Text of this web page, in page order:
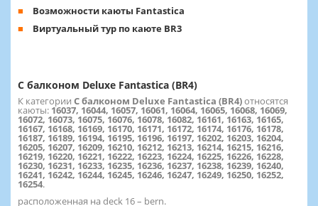
Возможности каюты Fantastica
Виртуальный тур по каюте BR3
С балконом Deluxe Fantastica (BR4)
К категории С балконом Deluxe Fantastica (BR4)относятся
каюты: 16037, 16044, 16057, 16061, 16064, 16065, 16068, 16069,
16072, 16073, 16075, 16076, 16078, 16082, 16161, 16163, 16165,
16167, 16168, 16169, 16170, 16171, 16172, 16174, 16176, 16178,
16187, 16189, 16194, 16195, 16196, 16197, 16202, 16203, 16204,
16205, 16207, 16209, 16210, 16212, 16213, 16214, 16215, 16216,
16219, 16220, 16221, 16222, 16223, 16224, 16225, 16226, 16228,
16230, 16231, 16233, 16235, 16236, 16237, 16238, 16239, 16240,
16241, 16242, 16244, 16245, 16246, 16247, 16249, 16250, 16252,
16254.
расположенная на deck 16 – bern.